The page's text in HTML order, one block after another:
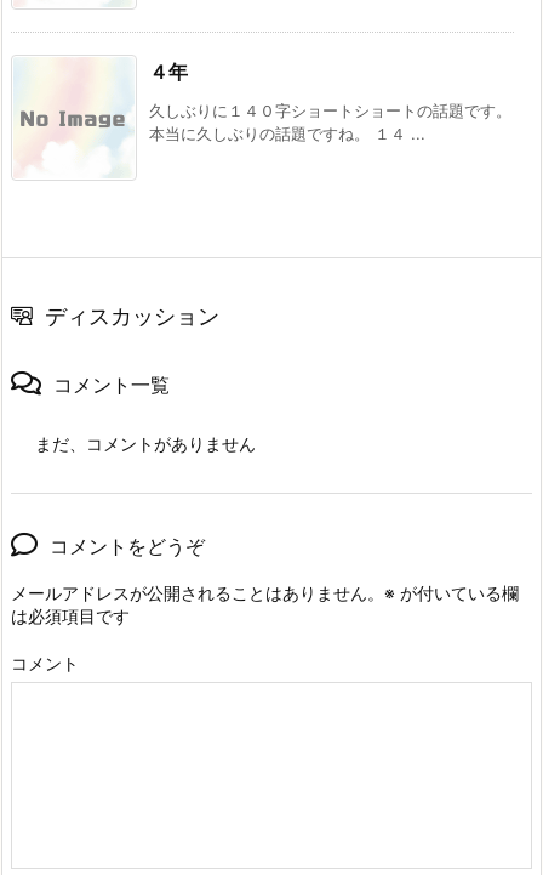
４年
久しぶりに１４０字ショートショートの話題です。
本当に久しぶりの話題ですね。 １４ ...
ディスカッション
コメント一覧
まだ、コメントがありません
コメントをどうぞ
メールアドレスが公開されることはありません。 ※ が付いている欄
は必須項目です
コメント